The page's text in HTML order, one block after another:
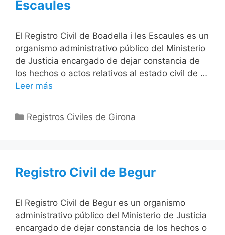
Escaules
El Registro Civil de Boadella i les Escaules es un
organismo administrativo público del Ministerio
de Justicia encargado de dejar constancia de
los hechos o actos relativos al estado civil de …
Leer más
Categorías
Registros Civiles de Girona
Registro Civil de Begur
El Registro Civil de Begur es un organismo
administrativo público del Ministerio de Justicia
encargado de dejar constancia de los hechos o